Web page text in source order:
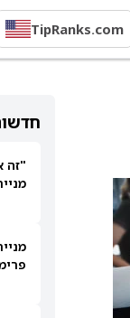
TipRanks.com
"זה